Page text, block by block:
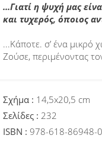
...Γιατί η ψυχή μας
και τυχερός, όποιος
...Κάποτε. σ’ ένα μικρό
Ζούσε, περιμένοντας
Σχήμα : 14,5x20,5 cm
Σελίδες : 232
ISBN : 978-618-86948-